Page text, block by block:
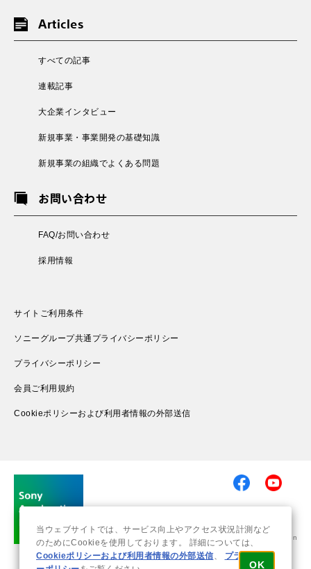
Articles
すべての記事
連載記事
大企業インタビュー
新規事業・事業開発の基礎知識
新規事業の組織でよくある問題
お問い合わせ
FAQ/お問い合わせ
採用情報
サイトご利用条件
ソニーグループ共通プライバシーポリシー
プライバシーポリシー
会員ご利用規約
Cookieポリシーおよび利用者情報の外部送信
© 2019-2026 Sony Group Corporation
当ウェブサイトでは、サービス向上やアクセス状況計測など
のためにCookieを使用しております。 詳細については、
Cookieポリシーおよび利用者情報の外部送信、
プライバシ
OK